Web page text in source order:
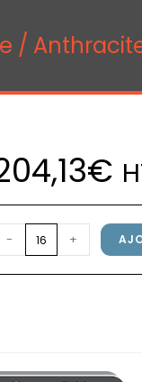
/
€
quantité
- +